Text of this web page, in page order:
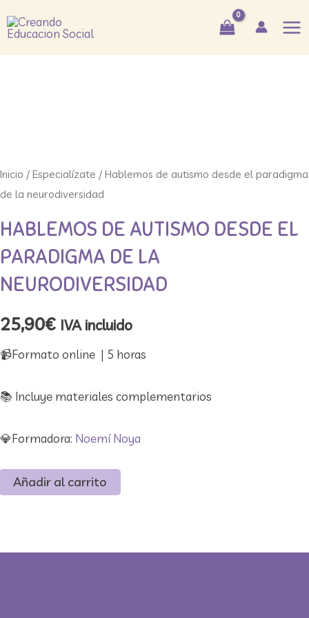
al
contenido
Inicio / Especialízate / Hablemos de autismo desde el paradigma
de la neurodiversidad
HABLEMOS DE AUTISMO DESDE EL
PARADIGMA DE LA
NEURODIVERSIDAD
25,90€ IVA incluido
📹​Formato online | 5 horas
📚​ Incluye materiales complementarios
💎​Formadora: Noemí Noya
Hablemos
Añadir al carrito